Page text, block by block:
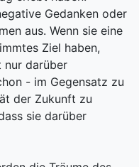
Gedanken oder
aus. Wenn sie eine
Ziel haben,
nur darüber
- im Gegensatz zu
der Zukunft zu
sie darüber